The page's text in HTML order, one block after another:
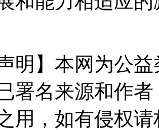
明】本网为公
署名来源和作
用，如有侵权